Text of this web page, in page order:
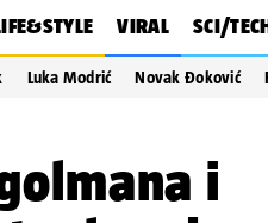
VIRAL SCI/
Luka Modrić Novak Đoković
i